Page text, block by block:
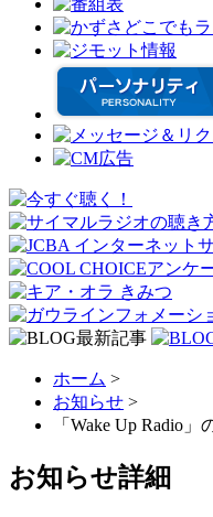
ホーム >
お知らせ >
「Wake Up Radio
お知らせ詳細